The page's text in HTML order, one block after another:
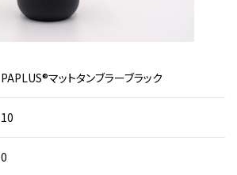
PAPLUS®マットタンブラーブラック
10
0